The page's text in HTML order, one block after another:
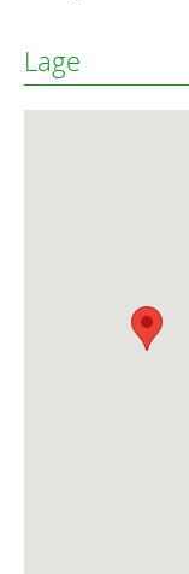
Lage